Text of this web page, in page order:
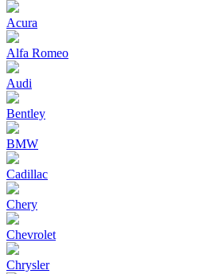
Acura
Alfa Romeo
Audi
Bentley
BMW
Cadillac
Chery
Chevrolet
Chrysler